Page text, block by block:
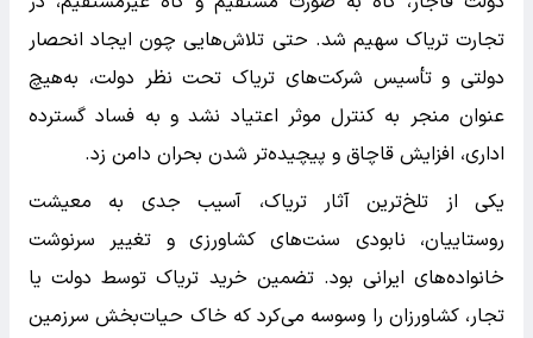
تجارت تریاک سهیم شد. حتی تلاش‌هایی چون ایجاد انحصار
دولتی و تأسیس شرکت‌های تریاک تحت نظر دولت، به‌هیچ
عنوان منجر به کنترل موثر اعتیاد نشد و به فساد گسترده
اداری، افزایش قاچاق و پیچیده‌تر شدن بحران دامن زد.
یکی از تلخ‌ترین آثار تریاک، آسیب جدی به معیشت
روستاییان، نابودی سنت‌های کشاورزی و تغییر سرنوشت
خانواده‌های ایرانی بود. تضمین خرید تریاک توسط دولت یا
تجار، کشاورزان را وسوسه می‌کرد که خاک حیات‌بخش سرزمین